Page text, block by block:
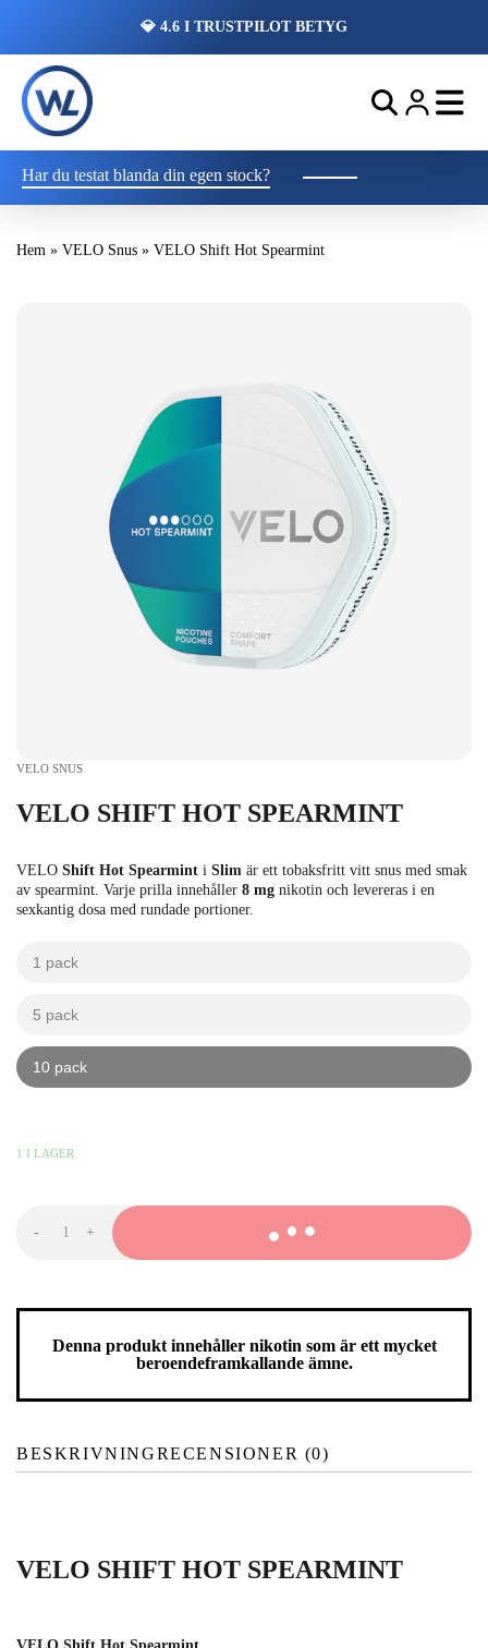
💎 4.6 I TRUSTPILOT BETYG
Har du testat blanda din egen stock?
Hem » VELO Snus » VELO Shift Hot Spearmint
VELO SNUS
VELO SHIFT HOT SPEARMINT
VELO Shift Hot Spearmint i Slim är ett tobaksfritt vitt snus med smak
av spearmint. Varje prilla innehåller 8 mg nikotin och levereras i en
sexkantig dosa med rundade portioner.
1 pack
5 pack
10 pack
-VELO
mängd
+
Denna produkt innehåller nikotin som är ett mycket
beroendeframkallande ämne.
BESKRIVNINGRECENSIONER (0)
VELO SHIFT HOT SPEARMINT